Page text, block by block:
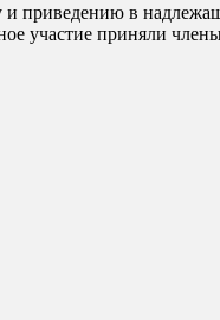
приведению в
участие приняли